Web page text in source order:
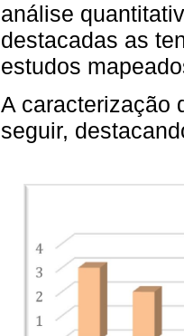
análise
destacadas as
estudos
A caracterização
seguir,